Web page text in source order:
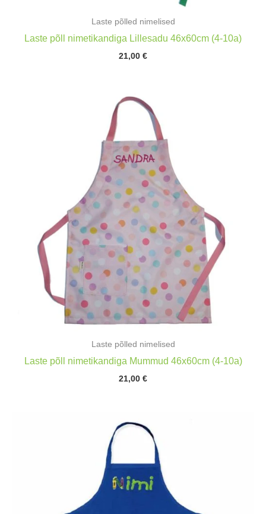
Laste põlled nimelised
Laste põll nimetikandiga Lillesadu 46x60cm (4-10a)
21,00 €
Laste põlled nimelised
Laste põll nimetikandiga Mummud 46x60cm (4-10a)
21,00 €